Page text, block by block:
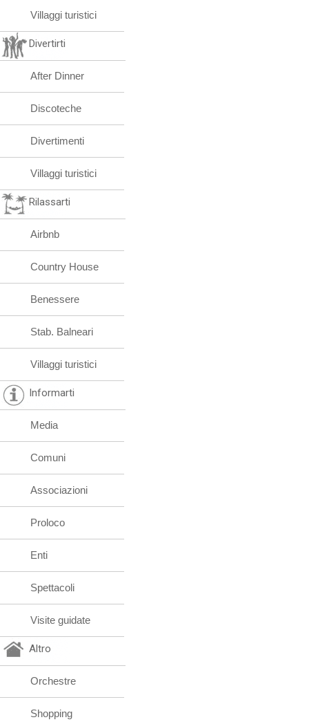
Villaggi turistici
Divertirti
After Dinner
Discoteche
Divertimenti
Villaggi turistici
Rilassarti
Airbnb
Country House
Benessere
Stab. Balneari
Villaggi turistici
Informarti
Media
Comuni
Associazioni
Proloco
Enti
Spettacoli
Visite guidate
Altro
Orchestre
Shopping